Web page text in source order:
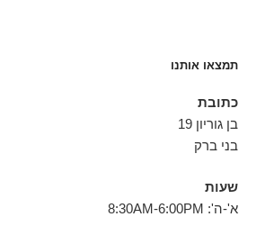
תמצאו אותנו
כתובת
בן גוריון 19
בני ברק
שעות
א'-ה': 8:30AM-6:00PM